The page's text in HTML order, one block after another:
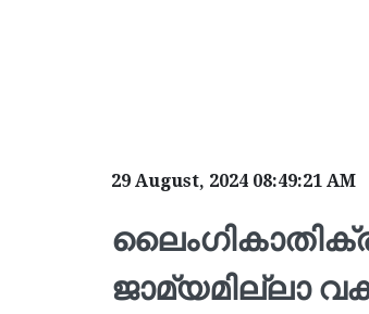
29 August, 2024 08:49:21 AM
ജാമ്യമില്ലാ